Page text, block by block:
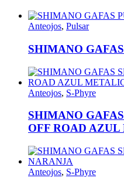
Anteojos, Pulsar
SHIMANO
Anteojos, S-Phyre
SHIMANO
OFF ROAD
Anteojos, S-Phyre